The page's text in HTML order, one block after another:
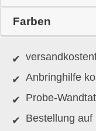
Farben
Anbringhilfe
Probe-
Bestellung auf